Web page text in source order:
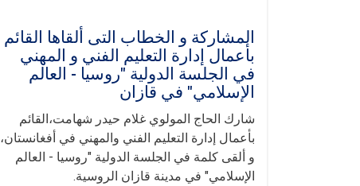
المشاركة و الخطاب ال‍تی ألقاها القائم
بأعمال إدارة التعليم الفني و المهني
في الجلسة الدولية "روسيا - العالم
الإسلامي" في قازان
شارك الحاج المولوي غلام حيدر شهامت،القائم
بأعمال إدارة التعليم الفني والمهني في أفغانستان،
و ألقى كلمة في الجلسة الدولية "روسيا - العالم
الإسلامي" في مدينة قازان الروسية.